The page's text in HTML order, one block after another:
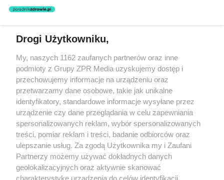
nie prowadzi działalności leczniczej polegającej na udzielaniu
świadczeń zdrowotnych w rozumieniu art. 3 ust 1 ustawy o
Żaden utwór zamieszczony w serwisie nie może być powielany i
rozpowszechniany lub dalej rozpowszechniany w jakikolwiek sposób
(w tym także elektroniczny lub mechaniczny) na jakimkolwiek polu
eksploatacji w jakiejkolwiek formie, włącznie z umieszczaniem w
Internecie bez pisemnej zgody właściciela praw. Jakiekolwiek użycie
lub wykorzystanie utworów w całości lub w części z naruszeniem
prawa, tzn. bez właściwej zgody, jest zabronione pod groźbą kary i
może być ścigane prawnie.
Drogi Użytkowniku,
My, naszych 1162 zaufanych partnerów oraz inne
podmioty z Grupy ZPR Media uzyskujemy dostęp i
przechowujemy informacje na urządzeniu oraz
przetwarzamy dane osobowe, takie jak unikalne
identyfikatory, standardowe informacje wysyłane przez
urządzenie czy dane przeglądania w celu zapewniania
spersonalizowanych reklam, wybór spersonalizowanych
treści, pomiar reklam i treści, badanie odbiorców oraz
ulepszanie usług. Za zgodą Użytkownika my i Zaufani
Partnerzy możemy używać dokładnych danych
geolokalizacyjnych oraz aktywnie skanować
charakterystykę urządzenia do celów identyfikacji.